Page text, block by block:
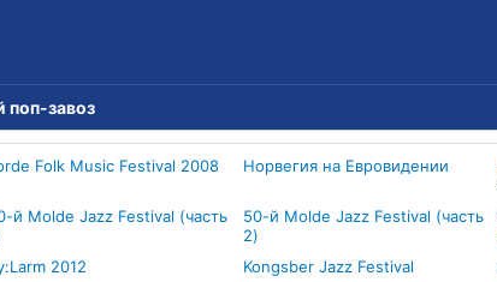
поп-завоз
Folk Music Festival 2008 Норвегия на Евровидении
й Molde Jazz Festival (часть
50-й Molde Jazz Festival (часть
2)
2012 Kongsber Jazz Festival